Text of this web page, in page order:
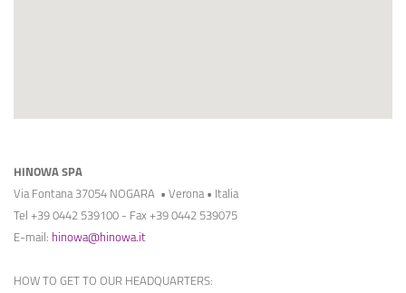
HINOWA SPA
Via Fontana 37054 NOGARA • Verona • Italia
Tel +39 0442 539100 - Fax +39 0442 539075
E-mail: hinowa@hinowa.it
HOW TO GET TO OUR HEADQUARTERS: